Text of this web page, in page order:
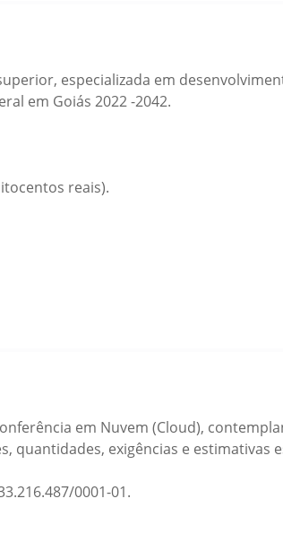
especializada em
em Goiás 2022 -2042.
reais).
em Nuvem (Cloud),
quantidades, exigências e estimativas
33.216.487/0001-01.